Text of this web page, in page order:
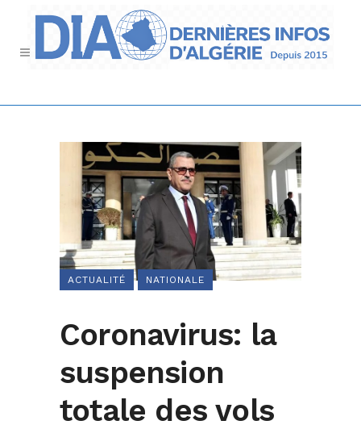
ACTUALITÉ NATIONALE
Coronavirus: la
suspension
totale des vols